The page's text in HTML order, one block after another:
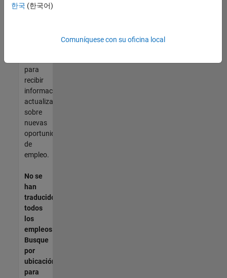
cualificaciones,
para
recibir
información
actualizada
sobre
nuevas
oportunidades
de
empleo.
No se
han
traducido
todos
los
empleos.
Busque
por
ubicación
para
한국 (한국어)
Comuníquese con su oficina local